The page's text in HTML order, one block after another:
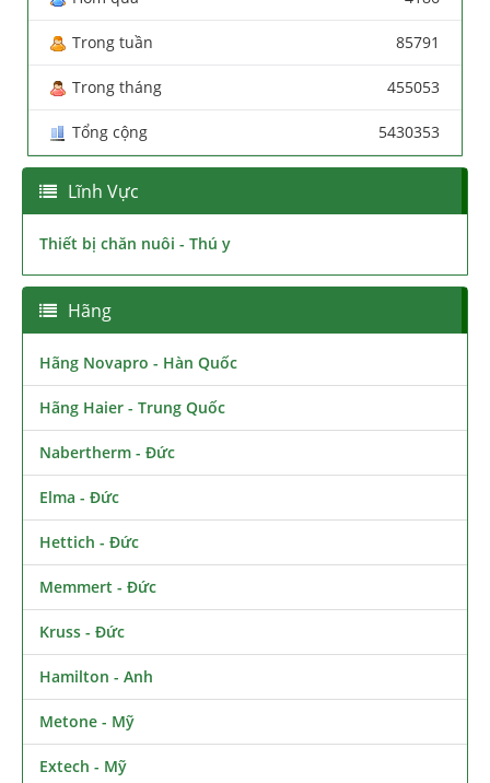
Trong tuần 85791
Trong tháng 455053
Tổng cộng 5430353
Lĩnh Vực
Thiết bị chăn nuôi - Thú y
Hãng
Hãng Novapro - Hàn Quốc
Hãng Haier - Trung Quốc
Nabertherm - Đức
Elma - Đức
Hettich - Đức
Memmert - Đức
Kruss - Đức
Hamilton - Anh
Metone - Mỹ
Extech - Mỹ